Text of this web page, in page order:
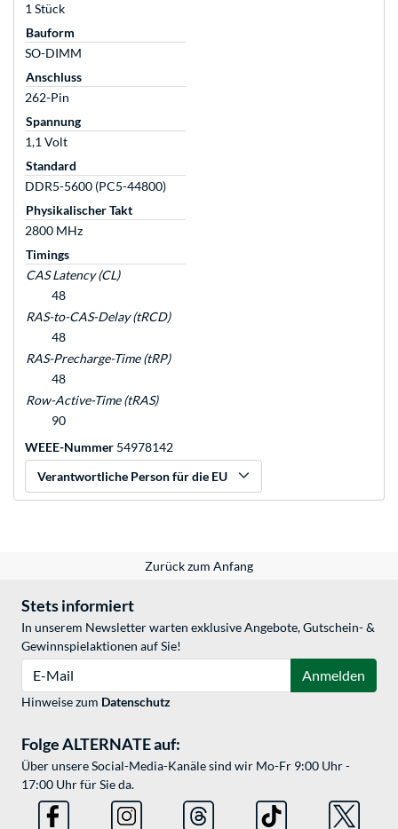
1 Stück
Bauform
SO-DIMM
Anschluss
262-Pin
Spannung
1,1 Volt
Standard
DDR5-5600 (PC5-44800)
Physikalischer Takt
2800 MHz
Timings
CAS Latency (CL)
48
RAS-to-CAS-Delay (tRCD)
48
RAS-Precharge-Time (tRP)
48
Row-Active-Time (tRAS)
90
WEEE-Nummer 54978142
Verantwortliche Person für die EU
Zurück zum Anfang
Stets informiert
In unserem Newsletter warten exklusive Angebote, Gutschein- &
Gewinnspielaktionen auf Sie!
Anmelden
Hinweise zum Datenschutz
Folge ALTERNATE auf:
Über unsere Social-Media-Kanäle sind wir Mo-Fr 9:00 Uhr -
17:00 Uhr für Sie da.